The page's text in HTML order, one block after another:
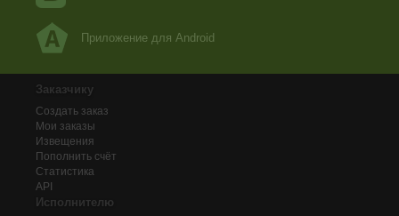
Приложение для Android
Заказчику
Создать заказ
Мои заказы
Извещения
Пополнить счёт
Статистика
API
Исполнителю